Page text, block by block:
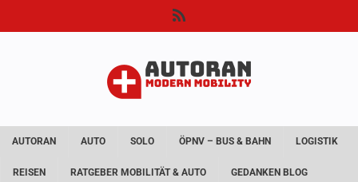
AUTORAN AUTO SOLO ÖPNV – BUS & BAHN LOGISTIK
REISEN RATGEBER MOBILITÄT & AUTO GEDANKEN BLOG